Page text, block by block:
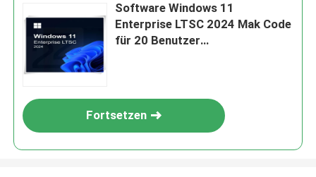
Software Windows 11
Enterprise LTSC 2024 Mak Code
für 20 Benutzer
Fortsetzen